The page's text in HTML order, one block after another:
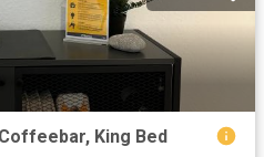
King Bed